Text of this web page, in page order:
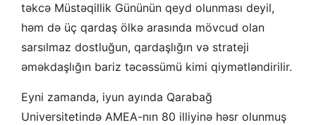
təkcə Müstəqillik Gününün qeyd olunması deyil,
həm də üç qardaş ölkə arasında mövcud olan
sarsılmaz dostluğun, qardaşlığın və strateji
əməkdaşlığın bariz təcəssümü kimi qiymətləndirilir.
Eyni zamanda, iyun ayında Qarabağ
Universitetində AMEA-nın 80 illiyinə həsr olunmuş